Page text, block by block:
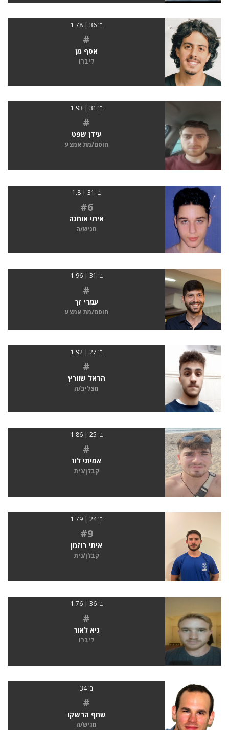
בן 36 | 1.78
#
אסף מן
ליברו
בן 31 | 1.93
#
עידן שפט
חוסם/מת אמצע
בן 31 | 1.8
#6
איתי אוחנה
מגיש/ה
בן 31 | 1.96
#
עמרי זך
חוסם/מת אמצע
בן 27 | 1.92
#
הראל שוורץ
מצליב/ה
בן 25 | 1.86
#
אמיתי לוז
קבלן/נית
בן 24 | 1.79
#9
איתי רוזמן
קבלן/נית
בן 36 | 1.76
#
גיא לאור
ליברו
בן 34
#
שחף הרשקו
מגיש/ה